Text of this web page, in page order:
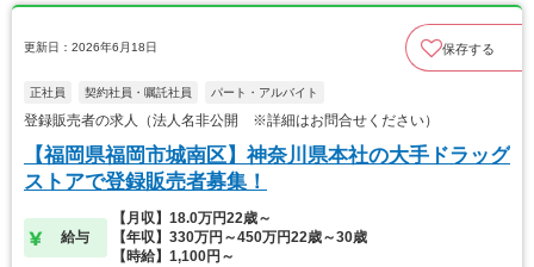
更新日：2026年6月18日 保存する
正社員 契約社員・嘱託社員 パート・アルバイト
登録販売者の求人（法人名非公開 ※詳細はお問合せください）
【福岡県福岡市城南区】神奈川県本社の大手ドラッグ
ストアで登録販売者募集！
給与
【月収】18.0万円22歳～
【年収】330万円～450万円22歳～30歳
【時給】1,100円～